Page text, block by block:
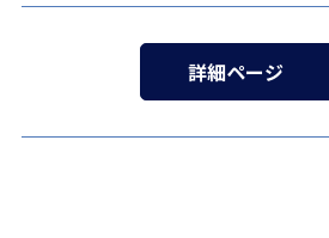
詳細ページ